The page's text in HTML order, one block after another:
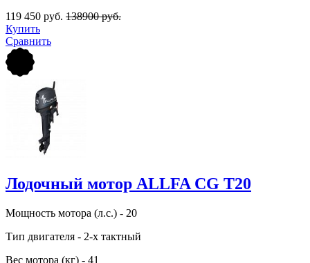
119 450 руб. 138900 руб.
Купить
Сравнить
Лодочный мотор ALLFA CG Т20
Мощность мотора (л.с.) - 20
Тип двигателя - 2-х тактный
Вес мотора (кг) - 41